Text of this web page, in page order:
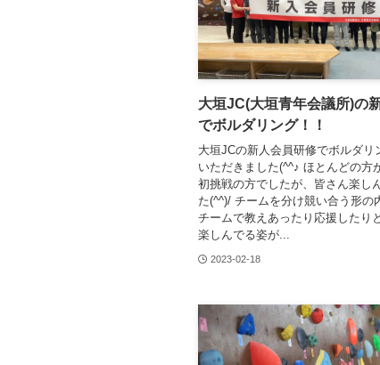
大垣JC(大垣青年会議所)の
でボルダリング！！
大垣JCの新人会員研修でボルダリ
いただきました(^^♪ ほとんどの方
初挑戦の方でしたが、皆さん楽し
た(^^)/ チームを分け競い合う形の
チームで教えあったり応援したり
楽しんでる姿が...
2023-02-18